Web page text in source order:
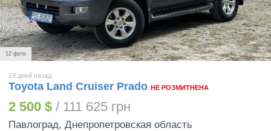
12 фото
19 дней назад
Toyota Land Cruiser Prado НЕ РОЗМИТНЕНА
2 500 $ / 111 625 грн
Павлоград, Днепропетровская область